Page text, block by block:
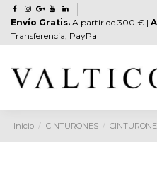
Envío Gratis. A partir de 300 € |
Transferencia, PayPal
Inicio CINTURONES